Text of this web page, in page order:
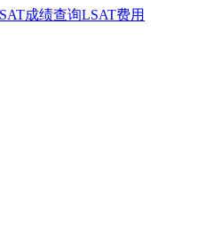
成绩查询LSAT费用